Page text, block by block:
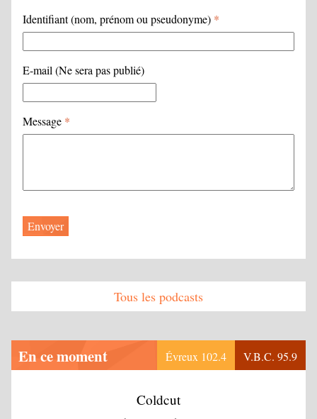
Identifiant (nom, prénom ou pseudonyme) *
E-mail (Ne sera pas publié)
Message *
Tous les podcasts
En ce moment Évreux 102.4 V.B.C. 95.9
Coldcut